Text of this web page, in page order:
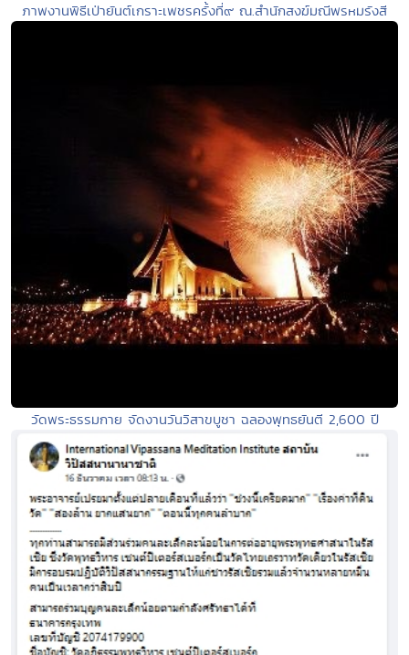
ภาพงานพิธีเป่ายันต์เกราะเพชรครั้งที่๙ ณ.สำนักสงฆ์มณีพรหมรังสี
วัดพระธรรมกาย จัดงานวันวิสาขบูชา ฉลองพุทธยันตี 2,600 ปี